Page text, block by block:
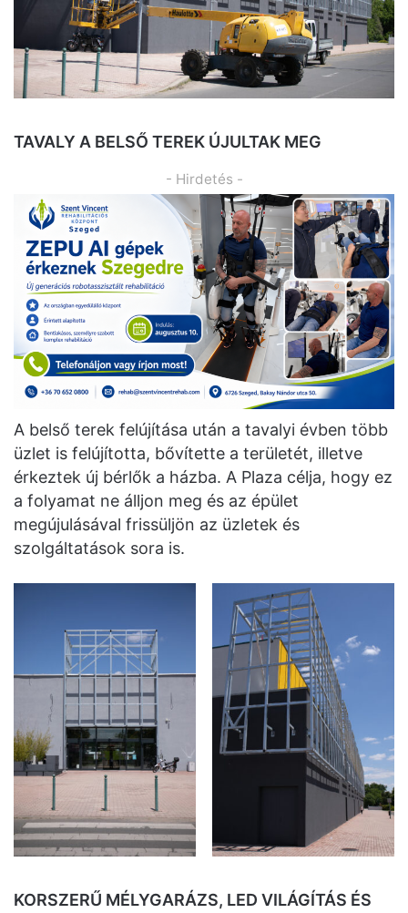
TAVALY A BELSŐ TEREK ÚJULTAK MEG
- Hirdetés -
A belső terek felújítása után a tavalyi évben több
üzlet is felújította, bővítette a területét, illetve
érkeztek új bérlők a házba. A Plaza célja, hogy ez
a folyamat ne álljon meg és az épület
megújulásával frissüljön az üzletek és
szolgáltatások sora is.
KORSZERŰ MÉLYGARÁZS, LED VILÁGÍTÁS ÉS